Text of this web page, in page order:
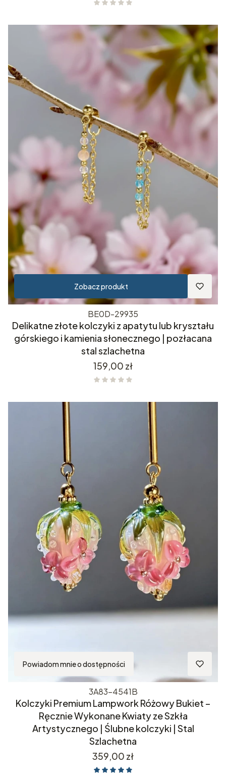
Zobacz produkt
BE0D-29935
Delikatne złote kolczyki z apatytu lub kryształu
górskiego i kamienia słonecznego | pozłacana
stal szlachetna
Cena
159,00 zł
Powiadom mnie o dostępności
3A83-4541B
Kolczyki Premium Lampwork Różowy Bukiet –
Ręcznie Wykonane Kwiaty ze Szkła
Artystycznego | Ślubne kolczyki | Stal
Szlachetna
Cena
359,00 zł